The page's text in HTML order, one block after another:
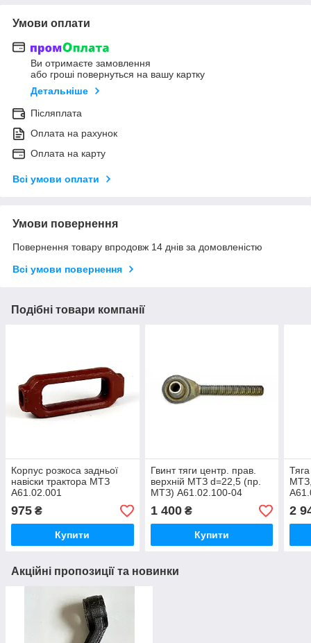
Умови оплати
Ви отримаєте замовлення
або гроші повернуться на вашу картку
Детальніше
Післяплата
Оплата на рахунок
Оплата на карту
Всі умови оплати
Умови повернення
Повернення товару впродовж 14 днів за домовленістю
Всі умови повернення
Подібні товари компанії
Корпус розкоса задньої
навіски трактора МТЗ
А61.02.001
975 ₴
Купити
Гвинт тяги центр. прав.
верхній МТЗ d=22,5 (пр.
МТЗ) А61.02.100-04
1 400₴
Купити
2
Акційні пропозиції та новинки